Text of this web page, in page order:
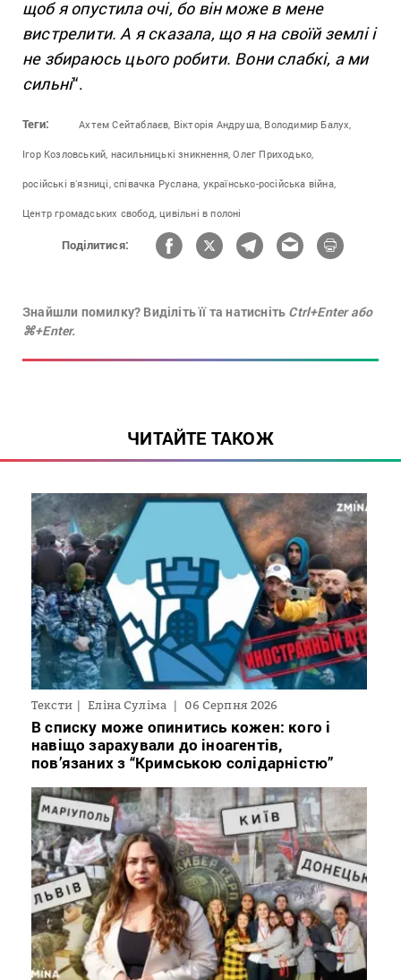
щоб я опустила очі, бо він може в мене
вистрелити. А я сказала, що я на своїй землі і
не збираюсь цього робити. Вони слабкі, а ми
сильні“.
Теги: Ахтем Сейтаблаєв, Вікторія Андруша, Володимир Балух,
Ігор Козловський, насильницькі зникнення, Олег Приходько,
російські вʼязниці, співачка Руслана, українсько-російська війна,
Центр громадських свобод, цивільні в полоні
Поділитися:
Знайшли помилку? Виділіть її та натисніть Ctrl+Enter або
⌘+Enter.
ЧИТАЙТЕ ТАКОЖ
Тексти Еліна Суліма 06 Серпня 2026
В списку може опинитись кожен: кого і
навіщо зарахували до іноагентів,
пов’язаних з “Кримською солідарністю”